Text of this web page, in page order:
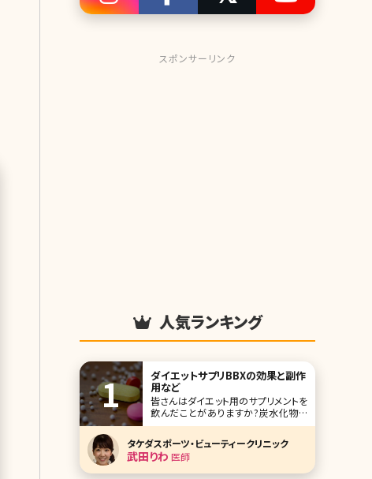
スポンサーリンク
人気ランキング
ダイエットサプリBBXの効果と副作
用など
皆さんはダイエット用のサプリメントを
飲んだことがありますか?炭水化物や
脂質の吸収を抑える成分を配合したダ
イエットサポートサプリメントはいくつ
もありますが、体重を維持する程度の
効果しかないと感じている方が多いの
ではないでしょうか。そこで、是非チェッ
タケダスポーツ・ビューティークリニック
武田りわ 医師